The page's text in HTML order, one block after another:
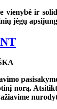
vienybė ir
jėgų
norą.